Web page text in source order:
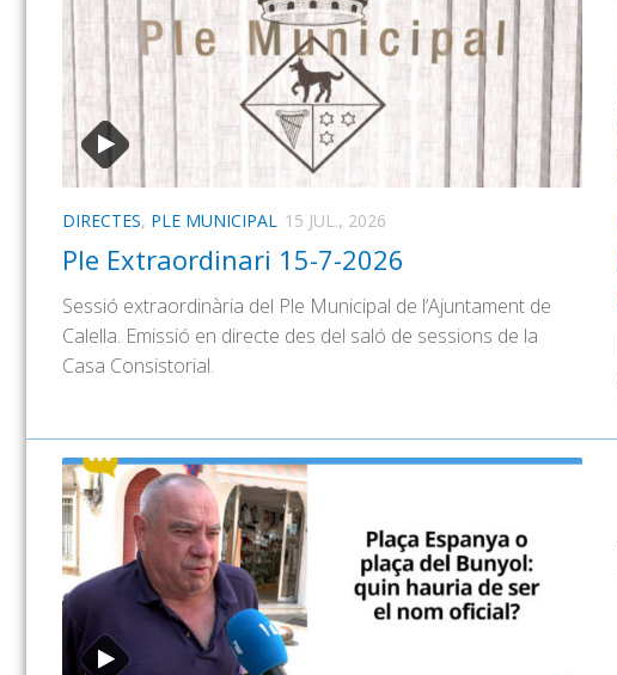
DIRECTES, PLE MUNICIPAL 15 JUL., 2026
Ple Extraordinari 15-7-2026
Sessió extraordinària del Ple Municipal de l’Ajuntament de
Calella. Emissió en directe des del saló de sessions de la
Casa Consistorial.